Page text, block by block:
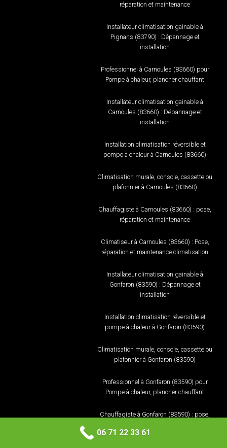
réparation et maintenance
Installateur climatisation gainable à
Pignans (83790) : Dépannage et
installation
Professionnel à Carnoules (83660) pour
Pompe à chaleur, plancher chauffant
Installateur climatisation gainable à
Carnoules (83660) : Dépannage et
installation
Installation climatisation réversible et
pompe à chaleur à Carnoules (83660)
Climatisation murale, console, cassette ou
plafonnier à Carnoules (83660)
Chauffagiste à Carnoules (83660) : pose,
réparation et maintenance
Climatiseur à Carnoules (83660) : Pose,
réparation et maintenance climatisation
Installateur climatisation gainable à
Gonfaron (83590) : Dépannage et
installation
Installation climatisation réversible et
pompe à chaleur à Gonfaron (83590)
Climatisation murale, console, cassette ou
plafonnier à Gonfaron (83590)
Professionnel à Gonfaron (83590) pour
Pompe à chaleur, plancher chauffant
Chauffagiste à Gonfaron (83590) : pose,
06 71 22 33 61